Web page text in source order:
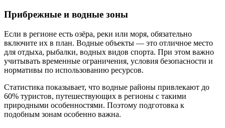
Прибрежные и водные зоны
Если в регионе есть озёра, реки или моря, обязательно
включите их в план. Водные объекты — это отличное место
для отдыха, рыбалки, водных видов спорта. При этом важно
учитывать временные ограничения, условия безопасности и
нормативы по использованию ресурсов.
Статистика показывает, что водные районы привлекают до
60% туристов, путешествующих в регионы с такими
природными особенностями. Поэтому подготовка к
подобным зонам особенно важна.